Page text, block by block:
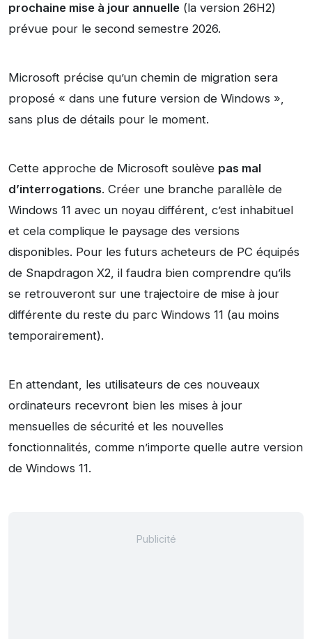
prochaine mise à jour annuelle (la version 26H2)
prévue pour le second semestre 2026.
Microsoft précise qu’un chemin de migration sera
proposé « dans une future version de Windows »,
sans plus de détails pour le moment.
Cette approche de Microsoft soulève pas mal
d’interrogations. Créer une branche parallèle de
Windows 11 avec un noyau différent, c’est inhabituel
et cela complique le paysage des versions
disponibles. Pour les futurs acheteurs de PC équipés
de Snapdragon X2, il faudra bien comprendre qu’ils
se retrouveront sur une trajectoire de mise à jour
différente du reste du parc Windows 11 (au moins
temporairement).
En attendant, les utilisateurs de ces nouveaux
ordinateurs recevront bien les mises à jour
mensuelles de sécurité et les nouvelles
fonctionnalités, comme n’importe quelle autre version
de Windows 11.